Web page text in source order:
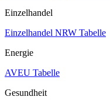
Einzelhandel
Einzelhandel NRW Tabelle
Energie
AVEU Tabelle
Gesundheit